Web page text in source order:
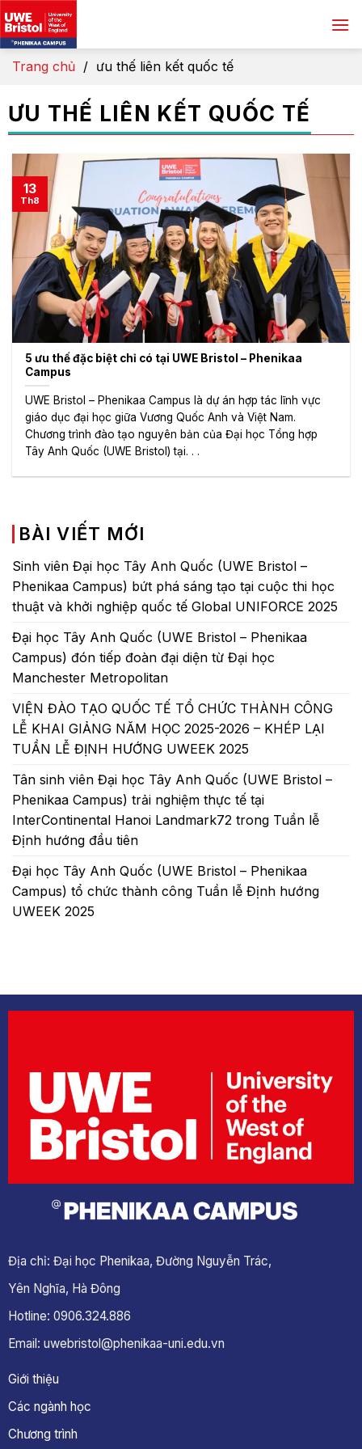
Skip
to
content
Trang chủ / ưu thế liên kết quốc tế
ƯU THẾ LIÊN KẾT QUỐC TẾ
5 ưu thế đặc biệt chỉ có tại UWE Bristol – Phenikaa
Campus
UWE Bristol – Phenikaa Campus là dự án hợp tác lĩnh vực
giáo dục đại học giữa Vương Quốc Anh và Việt Nam.
Chương trình đào tạo nguyên bản của Đại học Tổng hợp
Tây Anh Quốc (UWE Bristol) tại. . .
13
Th8
BÀI VIẾT MỚI
Sinh viên Đại học Tây Anh Quốc (UWE Bristol –
Phenikaa Campus) bứt phá sáng tạo tại cuộc thi học
thuật và khởi nghiệp quốc tế Global UNIFORCE 2025
Đại học Tây Anh Quốc (UWE Bristol – Phenikaa
Campus) đón tiếp đoàn đại diện từ Đại học
Manchester Metropolitan
VIỆN ĐÀO TẠO QUỐC TẾ TỔ CHỨC THÀNH CÔNG
LỄ KHAI GIẢNG NĂM HỌC 2025-2026 – KHÉP LẠI
TUẦN LỄ ĐỊNH HƯỚNG UWEEK 2025
Tân sinh viên Đại học Tây Anh Quốc (UWE Bristol –
Phenikaa Campus) trải nghiệm thực tế tại
InterContinental Hanoi Landmark72 trong Tuần lễ
Định hướng đầu tiên
Đại học Tây Anh Quốc (UWE Bristol – Phenikaa
Campus) tổ chức thành công Tuần lễ Định hướng
UWEEK 2025
Địa chỉ: Đại học Phenikaa, Đường Nguyễn Trác,
Yên Nghĩa, Hà Đông
Hotline: 0906.324.886
Email: uwebristol@phenikaa-uni.edu.vn
Giới thiệu
Các ngành học
Chương trình